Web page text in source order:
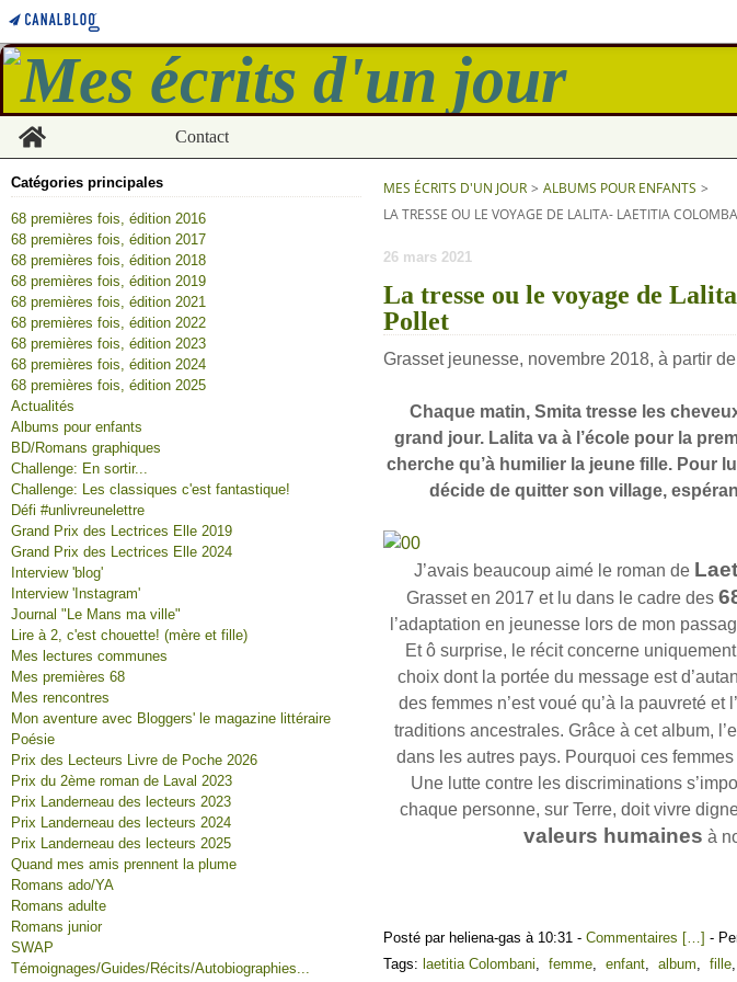
Home
Contact
Catégories principales
68 premières fois, édition 2016
68 premières fois, édition 2017
68 premières fois, édition 2018
68 premières fois, édition 2019
68 premières fois, édition 2021
68 premières fois, édition 2022
68 premières fois, édition 2023
68 premières fois, édition 2024
68 premières fois, édition 2025
Actualités
Albums pour enfants
BD/Romans graphiques
Challenge: En sortir...
Challenge: Les classiques c'est fantastique!
Défi #unlivreunelettre
Grand Prix des Lectrices Elle 2019
Grand Prix des Lectrices Elle 2024
Interview 'blog'
Interview 'Instagram'
Journal "Le Mans ma ville"
Lire à 2, c'est chouette! (mère et fille)
Mes lectures communes
Mes premières 68
Mes rencontres
Mon aventure avec Bloggers' le magazine littéraire
Poésie
Prix des Lecteurs Livre de Poche 2026
Prix du 2ème roman de Laval 2023
Prix Landerneau des lecteurs 2023
Prix Landerneau des lecteurs 2024
Prix Landerneau des lecteurs 2025
Quand mes amis prennent la plume
Romans ado/YA
Romans adulte
Romans junior
SWAP
Témoignages/Guides/Récits/Autobiographies...
MES ÉCRITS D'UN JOUR > ALBUMS POUR ENFANTS >
LA TRESSE OU LE VOYAGE DE LALITA- LAETITIA
26 mars 2021
La tresse ou le voyage de
Pollet
Grasset jeunesse, novembre 2018, à partir
Chaque matin, Smita tresse les
grand jour. Lalita va à l’école pour la
cherche qu’à humilier la jeune fille. Pour
décide de quitter son village,
J’avais beaucoup aimé le roman de
Grasset en 2017 et lu dans le cadre des
l’adaptation en jeunesse lors de mon
Et ô surprise, le récit concerne
choix dont la portée du message est
des femmes n’est voué qu’à la pauvreté
traditions ancestrales. Grâce à cet album,
dans les autres pays. Pourquoi ces
Une lutte contre les discriminations
chaque personne, sur Terre, doit vivre
valeurs humaines à
Posté par heliena-gas à 10:31 - Commentaires […] -
Tags: laetitia Colombani, femme, enfant, album, fille,